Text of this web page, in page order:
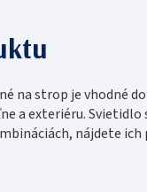
na strop je vhodné
a exteriéru. Svietidlo
nájdete ich